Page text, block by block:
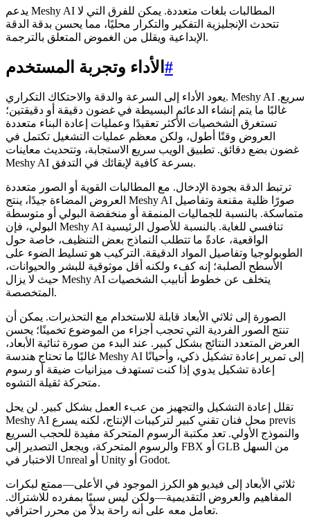
يدعم Meshy AI المطالبات بلغات متعددة. يمكن للفرق التي لا
تتحدث الإنجليزية التفكير والتكرار محليًا، مما يحسن بدقة الدقة
الإبداعية ويقلل من الغموض المتعلق بالترجمة.
الأداء وتجربة المستخدم #
يعود الأداء إلى السرعة والدقة والاحتكاك التكراري. Meshy AI سريع.
غالبًا ما يتم إنشاء الدعائم البسيطة في غضون دقيقة أو دقيقتين؛
تستغرق الشخصيات الأكثر تعقيدًا وعمليات إعادة البناء متعددة
العروض وقتًا أطول، ولكن معظم عمليات التشغيل تكتمل في
غضون بضع دقائق. تطبيق الويب سريع الاستجابة، وتتحديث معاينات
Meshy AI بسرعة كافية لإبقائك في التدفق.
ترتبط الدقة بجودة الإدخال. مع المطالبات القوية أو الصور متعددة
العروض المضاءة جيدًا، ينتج Meshy AI صورًا ظلية مقنعة وتفاصيل
متماسكة. بالنسبة للجماليات المنمقة أو منخفضة البولي أو متوسطة
البولي، فإن Meshy AI تنافسي للغاية. بالنسبة للأصول الرئيسية
الواقعية، عادةً ما تتطلب النماذج بعض التنظيف، خاصة حول
الطوبولوجيا وتفاصيل المواد الدقيقة. التركيب هو تسليط الضوء على
الأسطح الصلبة؛ إنه كفء ولكنه أقل موثوقية للبشر والحيوانات،
حيث لا يزال Meshy AI يتخلف عن خطوط أنابيب الشخصيات
المتخصصة.
الصورة إلى ثلاثي الأبعاد قابلة للاستخدام مع التحذيرات. يمكن أن
تنتج الصور الفردية التي تحجب أجزاء من الموضوع تخمينًا؛ يحسن
العرض المتعدد النتائج بشكل كبير. عند البدء من صورة ثنائية الأبعاد،
غالبًا ما تحتاج هندسة Meshy AI إلى تمرير إعادة تشكيل ذكي، وأحيانًا
إعادة تشكيل يدوي إذا كنت تستهدف ميزانيات ضيقة أو رسوم
متحركة ثقيلة التشوه.
تقلل إعادة التشكيل والتجهيز من عبء العمل بشكل كبير. لن يحل
Meshy AI محل فنان تقني كبير لتركيبات الإنتاج، لكنه يسرع previs
والنموذج الأولي. تعد مكتبة الرسوم المتحركة مفيدة للحجب السريع
والرسوم المتحركة، ويجعل التصدير إلى FBX أو GLB من السهل
الاختبار في Unreal أو Unity أو Godot.
ثلاثي الأبعاد إلى فيديو هو الكرز الموجود في الأعلى—ممتع لبكرات
المفاهيم والعروض التقديمية—ولكن ليس سببًا بمفرده للاشتراك.
تعامل معه على أنه راحة بدلاً من محرر احترافي.